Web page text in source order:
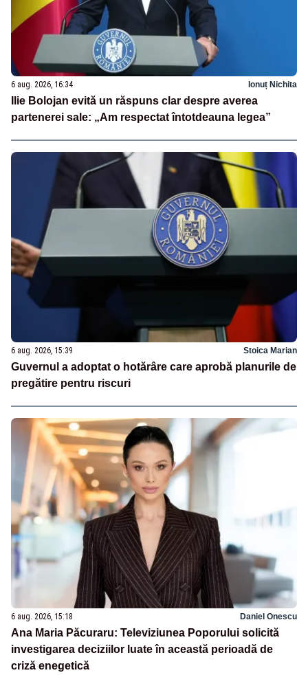
6 aug. 2026, 16:34 Ionuț Nichita
Ilie Bolojan evită un răspuns clar despre averea
partenerei sale: „Am respectat întotdeauna legea”
6 aug. 2026, 15:39 Stoica Marian
Guvernul a adoptat o hotărâre care aprobă planurile de
pregătire pentru riscuri
6 aug. 2026, 15:18 Daniel Onescu
Ana Maria Păcuraru: Televiziunea Poporului solicită
investigarea deciziilor luate în această perioadă de
criză enegetică